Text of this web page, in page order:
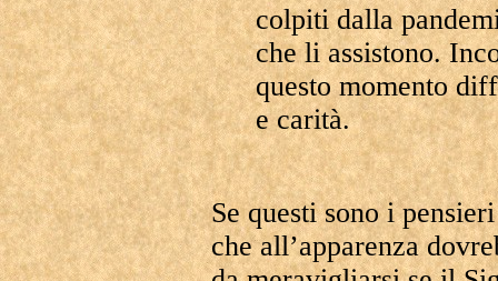
colpiti dalla
che li assistono.
questo momento
e carità.
Se questi sono i
che all’apparenza